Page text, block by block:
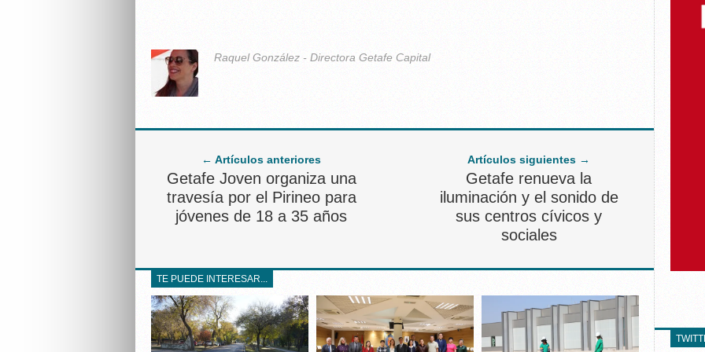
Raquel González - Directora Getafe Capital
← Artículos anteriores
Getafe Joven organiza una
travesía por el Pirineo para
jóvenes de 18 a 35 años
Artículos siguientes →
Getafe renueva la
iluminación y el sonido de
sus centros cívicos y
sociales
TE PUEDE INTERESAR...